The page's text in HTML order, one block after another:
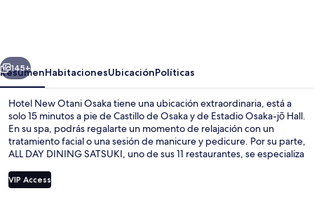
Siguiente
145+
ResumenHabitacionesUbicaciónPolíticas
Hotel New Otani Osaka tiene una ubicación extraordinaria, está a
solo 15 minutos a pie de Castillo de Osaka y de Estadio Osaka-jō Hall.
En su spa, podrás regalarte un momento de relajación con un
tratamiento facial o una sesión de manicure y pedicure. Por su parte,
ALL DAY DINING SATSUKI, uno de sus 11 restaurantes, se especializa
cena. Otros servicios y amenidades a destacar de este hotel de lujo
son sus 2 bares o lounges, su alberca techada y su sala de fitness. A
VIP Access